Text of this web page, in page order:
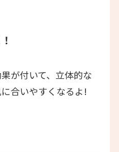
が付いて、立体的な
合いやすくなるよ!